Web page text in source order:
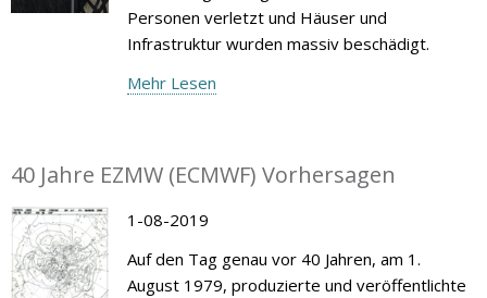
Personen verletzt und Häuser und
Infrastruktur wurden massiv beschädigt.
Mehr Lesen
40 Jahre EZMW (ECMWF) Vorhersagen
1-08-2019
Auf den Tag genau vor 40 Jahren, am 1.
August 1979, produzierte und veröffentlichte